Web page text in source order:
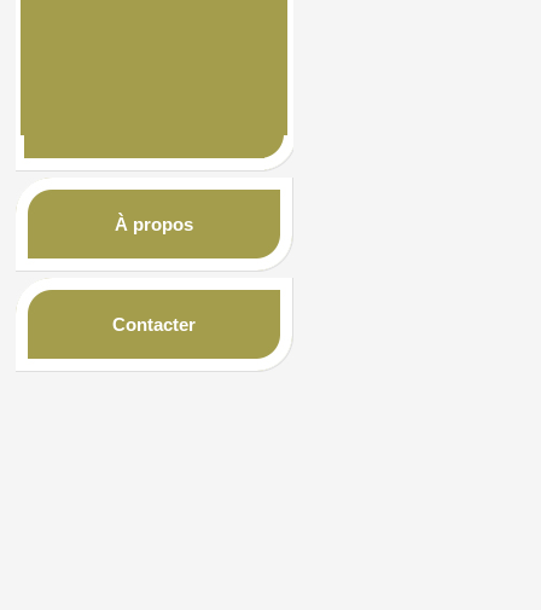
À propos
Contacter